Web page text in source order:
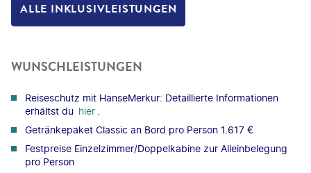
ALLE INKLUSIVLEISTUNGEN
WUNSCHLEISTUNGEN
Reiseschutz mit HanseMerkur: Detaillierte Informationen
erhältst du hier
Getränkepaket Classic an Bord pro Person 1.617 €
Festpreise Einzelzimmer/Doppelkabine zur Alleinbelegung
pro Person